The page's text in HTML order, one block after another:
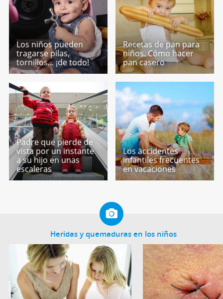
Los niños pueden
tragarse pilas,
tornillos... ¡de todo!
Recetas de pan para
niños. Cómo hacer
pan casero
Padre que pierde de
vista por un instante
a su hijo en unas
escaleras
Los accidentes
infantiles frecuentes
en vacaciones
Heridas y quemaduras en los niños